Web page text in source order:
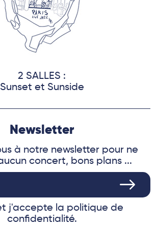
2 SALLES :
Sunset et Sunside
Newsletter
à notre newsletter pour ne
concert, bons plans ...
j'accepte la politique de
confidentialité.